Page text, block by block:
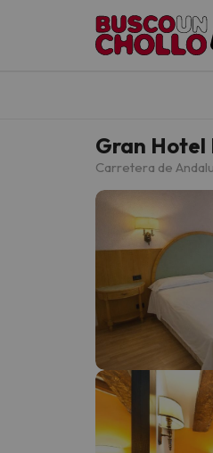
Gran Hotel
Carretera de